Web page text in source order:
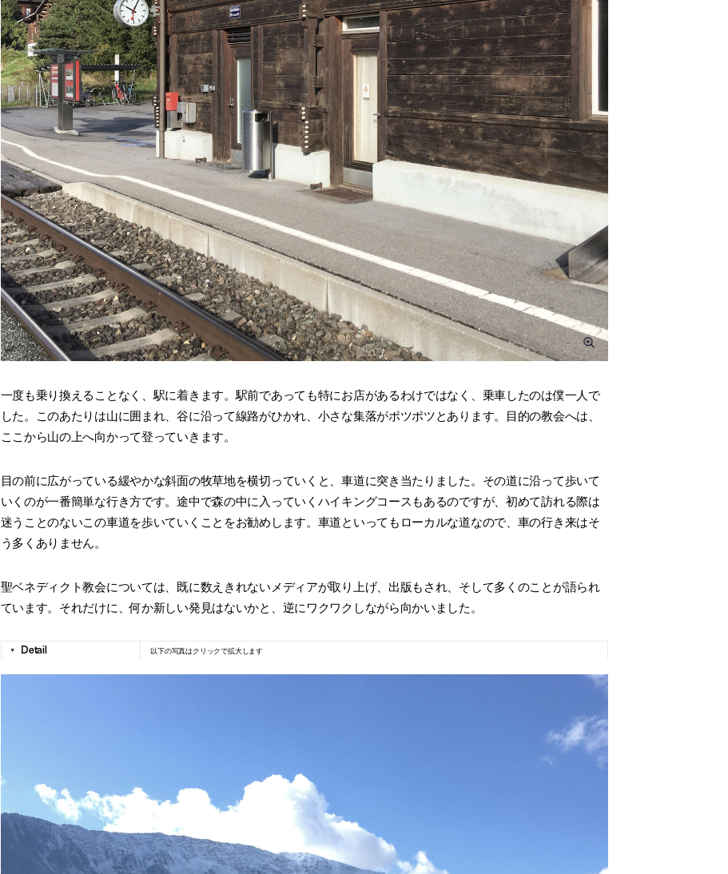
一度も乗り換えることなく、駅に着きます。駅前であっても特にお店があるわけではなく、乗車したのは僕一人で
した。このあたりは山に囲まれ、谷に沿って線路がひかれ、小さな集落がポツポツとあります。目的の教会へは、
ここから山の上へ向かって登っていきます。
目の前に広がっている緩やかな斜面の牧草地を横切っていくと、車道に突き当たりました。その道に沿って歩いて
いくのが一番簡単な行き方です。途中で森の中に入っていくハイキングコースもあるのですが、初めて訪れる際は
迷うことのないこの車道を歩いていくことをお勧めします。車道といってもローカルな道なので、車の行き来はそ
う多くありません。
聖ベネディクト教会については、既に数えきれないメディアが取り上げ、出版もされ、そして多くのことが語られ
ています。それだけに、何か新しい発見はないかと、逆にワクワクしながら向かいました。
以下の写真はクリックで拡大します